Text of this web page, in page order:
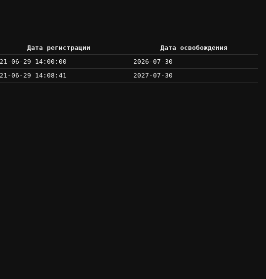
Дата регистрации
Дата освобождения
06-29 14:00:00
2026-07-30
06-29 14:08:41 2027-07-30